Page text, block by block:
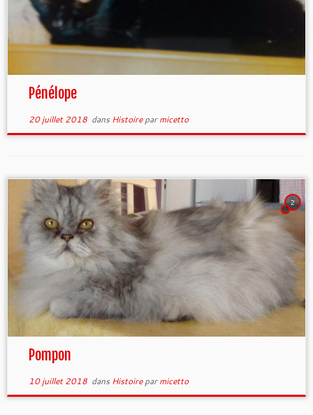
Pénélope
20 juillet 2018dans Histoireparmicetto
2
Pompon
10 juillet 2018dans Histoireparmicetto